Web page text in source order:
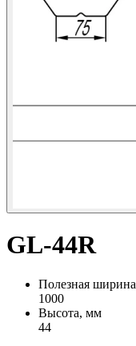
GL-44R
Полезная ширина
1000
Высота, мм
44